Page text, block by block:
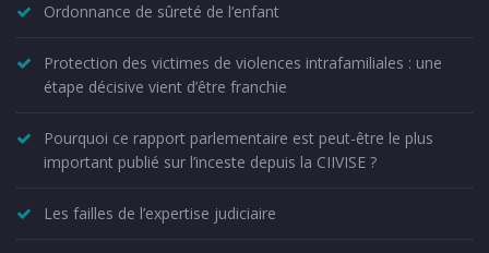
Ordonnance de sûreté de l’enfant
Protection des victimes de violences intrafamiliales : une
étape décisive vient d’être franchie
Pourquoi ce rapport parlementaire est peut-être le plus
important publié sur l’inceste depuis la CIIVISE ?
Les failles de l’expertise judiciaire